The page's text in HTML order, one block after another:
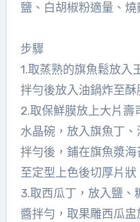
鹽、白胡椒粉適量、燒
步驟
1.取蒸熟的旗魚鬆放入
拌勻後放入油鍋炸至酥
2.取保鮮膜放上大片壽
水晶碗，放入旗魚丁
拌勻後，鋪在旗魚漿
至定型上色後切厚片狀
3.取西瓜丁，放入鹽、
醬拌勻，取果雕西瓜